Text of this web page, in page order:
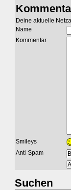
Deine aktuelle
Name
Kommentar
Smileys
Anti-Spam
Suchen